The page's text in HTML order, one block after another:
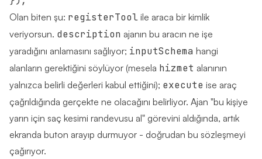
Olan biten şu: registerTool ile araca bir kimlik
veriyorsun. description ajanın bu aracın ne işe
yaradığını anlamasını sağlıyor; inputSchema hangi
alanların gerektiğini söylüyor (mesela hizmet alanının
yalnızca belirli değerleri kabul ettiğini); execute ise araç
çağrıldığında gerçekte ne olacağını belirliyor. Ajan "bu kişiye
yarın için saç kesimi randevusu al" görevini aldığında, artık
ekranda buton arayıp durmuyor - doğrudan bu sözleşmeyi
çağırıyor.